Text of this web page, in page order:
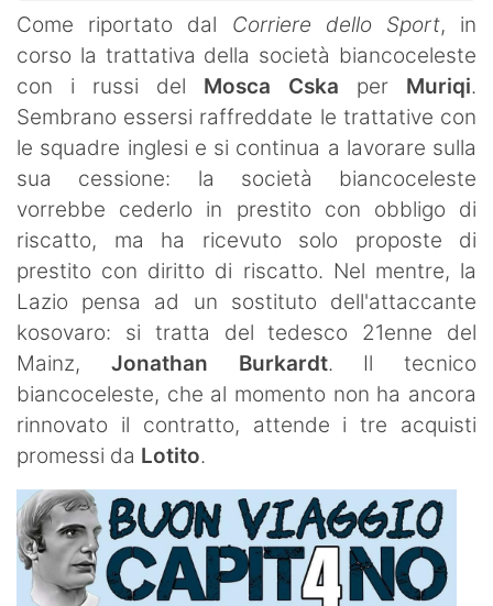
Come riportato dal Corriere dello Sport, in
corso la trattativa della società biancoceleste
con i russi del Mosca Cska per Muriqi.
Sembrano essersi raffreddate le trattative con
le squadre inglesi e si continua a lavorare sulla
sua cessione: la società biancoceleste
vorrebbe cederlo in prestito con obbligo di
riscatto, ma ha ricevuto solo proposte di
prestito con diritto di riscatto. Nel mentre, la
Lazio pensa ad un sostituto dell'attaccante
kosovaro: si tratta del tedesco 21enne del
Mainz, Jonathan Burkardt. Il tecnico
biancoceleste, che al momento non ha ancora
rinnovato il contratto, attende i tre acquisti
promessi da Lotito.